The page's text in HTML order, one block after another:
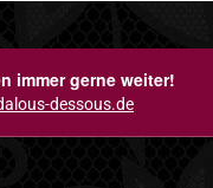
immer gerne weiter!
dessous.de